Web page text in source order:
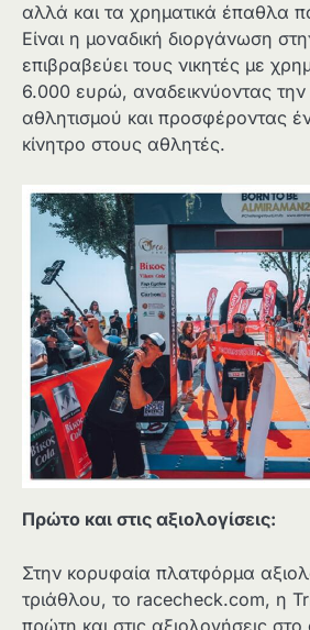
αλλά και τα χρηματικά έπαθλα
Είναι η μοναδική διοργάνωση
επιβραβεύει τους νικητές με
6.000 ευρώ, αναδεικνύοντας την
αθλητισμού και προσφέροντας
κίνητρο στους αθλητές.
Πρώτο και στις αξιολογίσεις:
Στην κορυφαία πλατφόρμα
τριάθλου, το racecheck.com, η
πρώτη και στις αξιολογήσεις